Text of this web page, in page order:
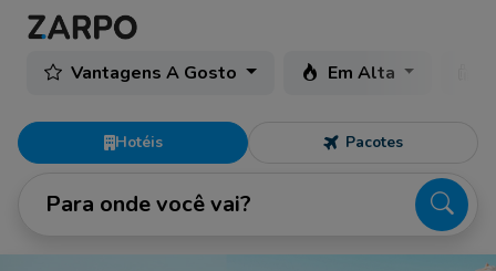
Vantagens A Gosto Em Alta
Hotéis Pacotes
Para onde você vai?